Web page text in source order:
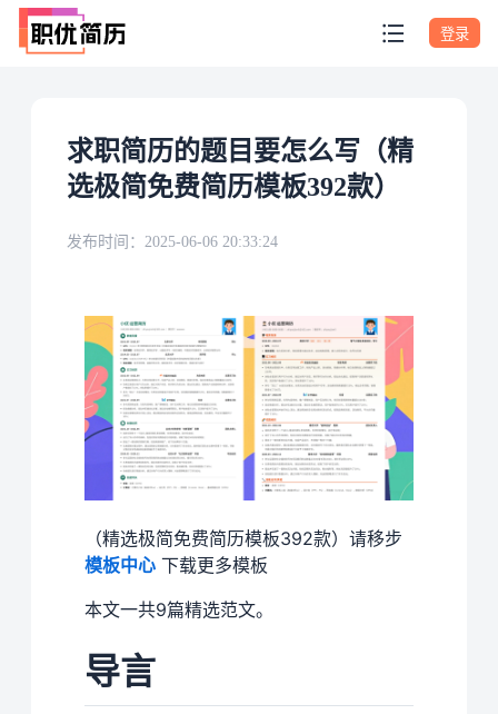
登录
求职简历的题目要怎么写（精
选极简免费简历模板392款）
发布时间： 2025-06-06 20:33:24
（精选极简免费简历模板392款）请移步
模板中心 下载更多模板
本文一共9篇精选范文。
导言